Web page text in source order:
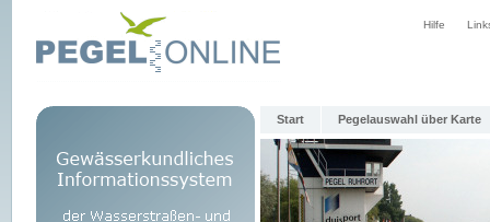
Hilfe
Start Pegelauswahl über Karte